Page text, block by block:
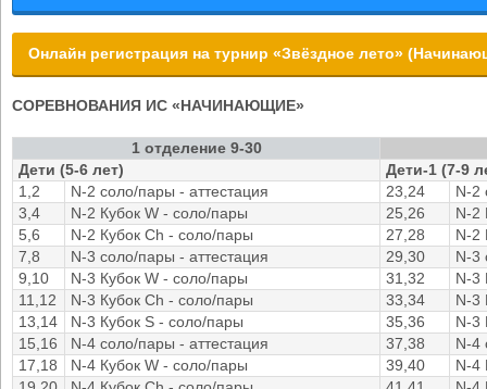
Онлайн регистрация на турнир «Звёздное лето»
СОРЕВНОВАНИЯ ИС «НАЧИНАЮЩИЕ»
1 отделение 9-30
Дети (5-6 лет)
Дети-1 (7-9
1,2
N-2 соло/пары - аттестация 23,24
N-2
3,4
N-2 Кубок W - соло/пары 25,26
N-2
5,6
N-2 Кубок Ch - соло/пары 27,28
N-2
7,8
N-3 соло/пары - аттестация 29,30
N-3
9,10
N-3 Кубок W - соло/пары 31,32
N-3
11,12
N-3 Кубок Ch - соло/пары 33,34
N-3
13,14
N-3 Кубок S - соло/пары 35,36
N-3
15,16
N-4 соло/пары - аттестация 37,38
N-4
17,18
N-4 Кубок W - соло/пары 39,40
N-4